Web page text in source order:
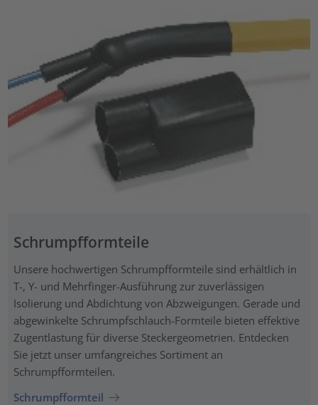
Schrumpfformteile
Unsere hochwertigen Schrumpfformteile sind erhältlich in
T-, Y- und Mehrfinger-Ausführung zur zuverlässigen
Isolierung und Abdichtung von Abzweigungen. Gerade und
abgewinkelte Schrumpfschlauch-Formteile bieten effektive
Zugentlastung für diverse Steckergeometrien. Entdecken
Sie jetzt unser umfangreiches Sortiment an
Schrumpfformteilen.
Schrumpfformteil